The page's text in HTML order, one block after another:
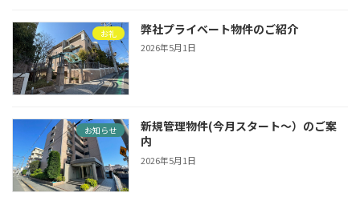
お礼 弊社プライベート物件のご紹介
2026年5月1日
お知らせ
新規管理物件(今月スタート〜）のご案
内
2026年5月1日